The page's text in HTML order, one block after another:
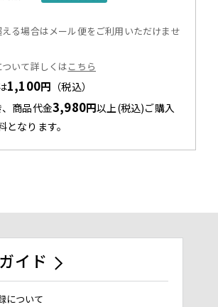
る場合はメール便をご利用いただけませ
いて詳しくはこちら
1,100円 （税込）
商品代金3,980円以上(税込)ご購入
なります。
イド
について